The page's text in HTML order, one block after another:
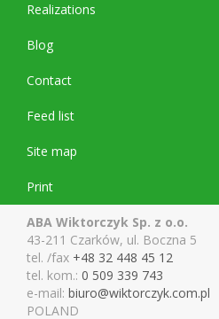
Realizations
Blog
Contact
Feed list
Site map
Print
ABA Wiktorczyk Sp. z o.o.
43-211 Czarków, ul. Boczna 5
tel. /fax +48 32 448 45 12
tel. kom.: 0 509 339 743
e-mail: biuro@wiktorczyk.com.pl
POLAND